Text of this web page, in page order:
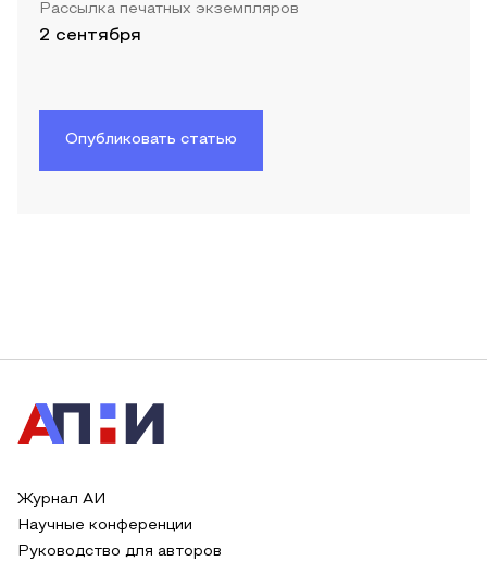
Рассылка печатных экземпляров
2 сентября
Опубликовать статью
Журнал АИ
Научные конференции
Руководство для авторов